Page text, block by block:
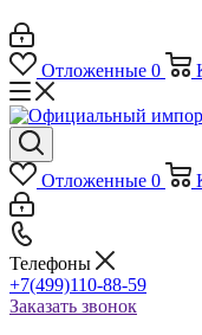
Отложенные 0
Отложенные 0
Телефоны
+7(499)110-88-59
Заказать звонок